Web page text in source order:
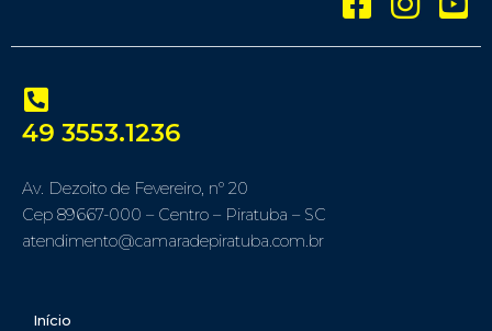
49 3553.1236
Av. Dezoito de Fevereiro, nº 20
Cep 89667-000 – Centro – Piratuba – SC
atendimento@camaradepiratuba.com.br
Início